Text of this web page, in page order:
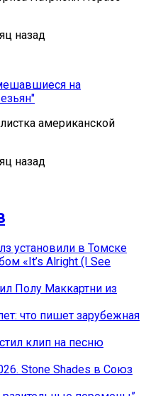
назад
на
американской
назад
установили в Томске
«It’s Alright (I See
Полу Маккартни из
что пишет зарубежная
клип на песню
Stone Shades в Союз